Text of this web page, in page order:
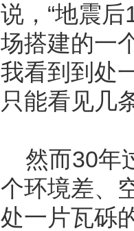
说，“地震
场搭建的一
我看到到处
只能看见几
然而30年
个环境差、
处一片瓦砾